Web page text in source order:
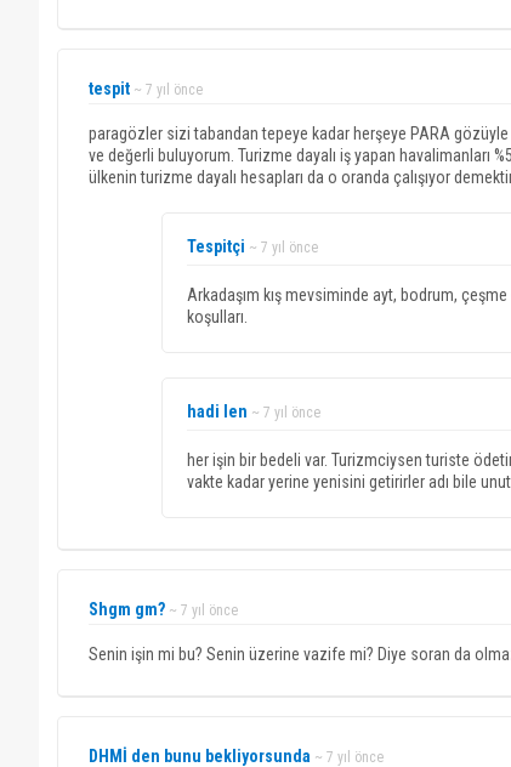
tespit ~ 7 yıl önce
paragözler sizi tabandan tepeye kadar herşeye PARA
ve değerli buluyorum. Turizme dayalı iş yapan havalimanları
ülkenin turizme dayalı hesapları da o oranda çalışıyor
Tespitçi ~ 7 yıl önce
Arkadaşım kış mevsiminde ayt, bodrum,
koşulları.
hadi len ~ 7 yıl önce
her işin bir bedeli var. Turizmciysen turiste
vakte kadar yerine yenisini getirirler adı bile
Shgm gm? ~ 7 yıl önce
Senin işin mi bu? Senin üzerine vazife mi? Diye soran da
DHMİ den bunu bekliyorsunda ~ 7 yıl önce